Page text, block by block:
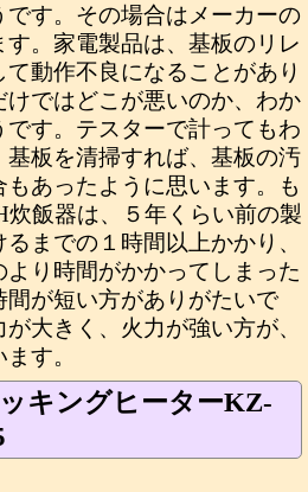
です。その場合はメーカーの
。家電製品は、基板のリレ
動作不良になることがあり
けではどこが悪いのか、わか
です。テスターで計ってもわ
板を清掃すれば、基板の汚
あったように思います。も
炊飯器は、５年くらい前の製
までの１時間以上かかり、
り時間がかかってしまった
が短い方がありがたいで
大きく、火力が強い方が、
す。
キングヒーターKZ-